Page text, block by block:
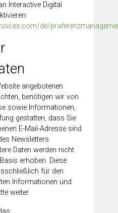
Interactive Digital
de/
angebotenen
benötigen wir von
sowie Informationen,
gestatten, dass Sie
E-Mail-Adresse sind
Newsletters
Daten werden nicht
erhoben. Diese
für den
Informationen und
weiter.